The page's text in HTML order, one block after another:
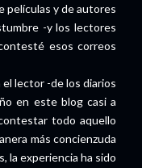
películas y de autores
-y los lectores
esos correos
lector -de los diarios
en este blog casi a
todo aquello
más concienzuda
la experiencia ha sido